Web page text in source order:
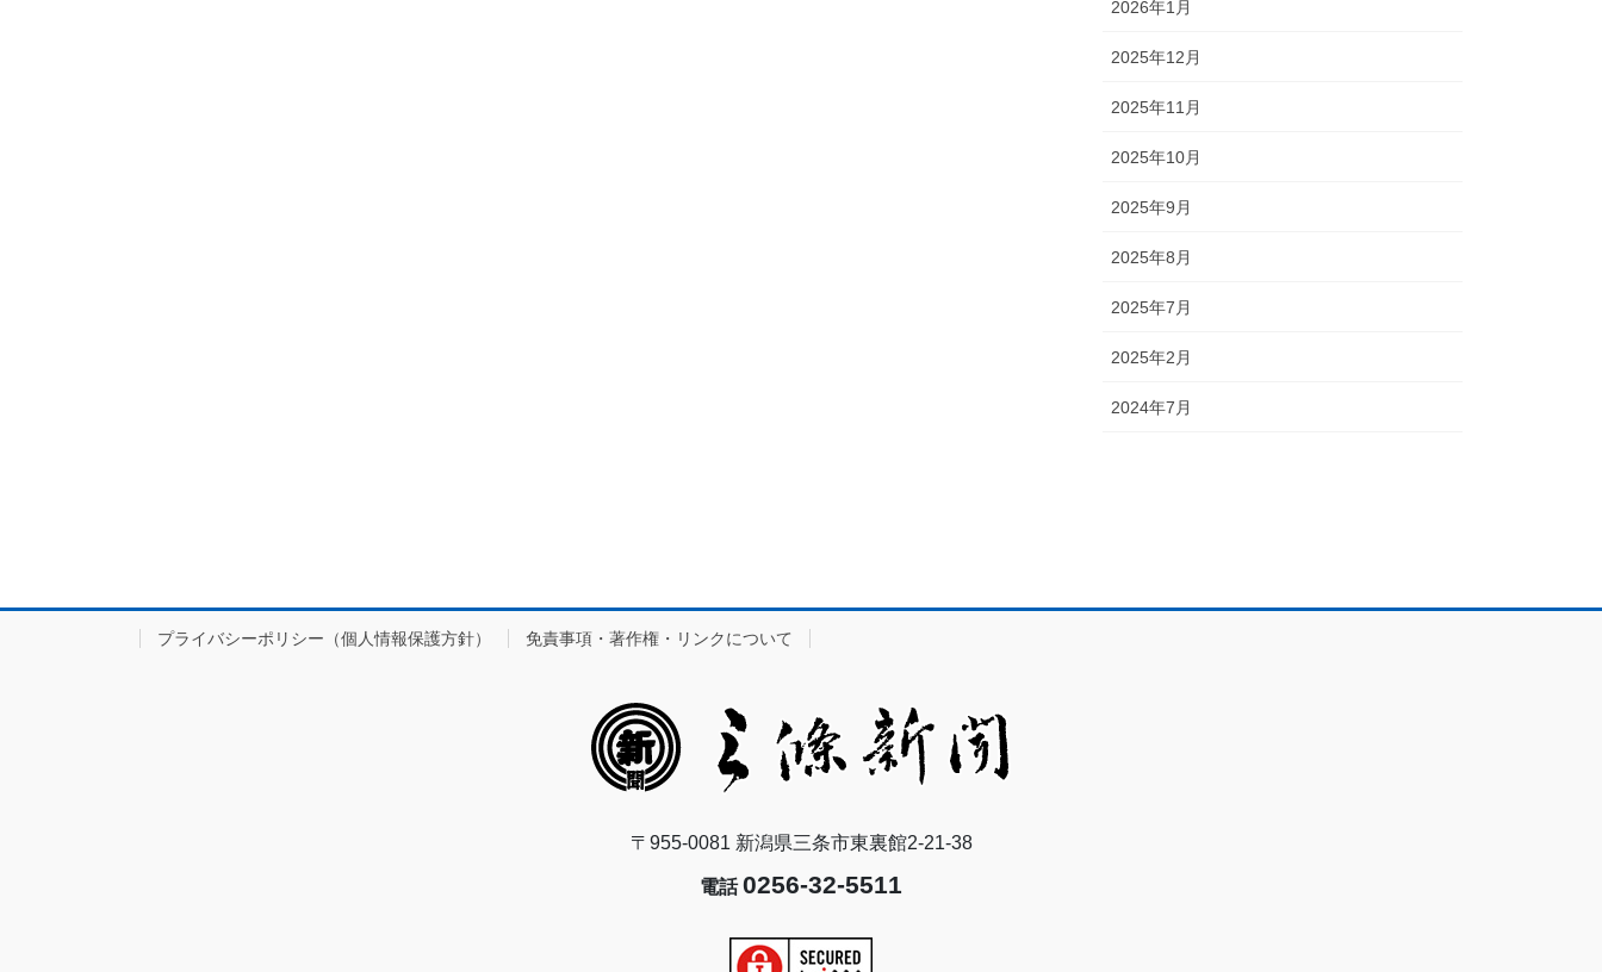
2026年1月
2025年12月
2025年11月
2025年10月
2025年9月
2025年8月
2025年7月
2025年2月
2024年7月
プライバシーポリシー（個人情報保護方針） 免責事項・著作権・リンクについて
〒955-0081 新潟県三条市東裏館2-21-38
電話0256-32-5511